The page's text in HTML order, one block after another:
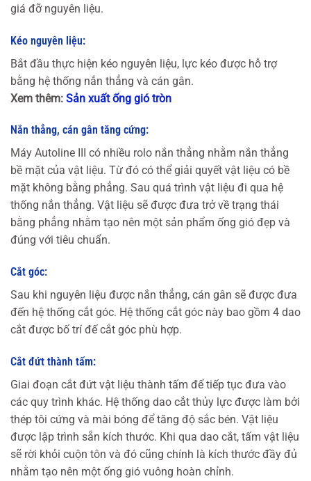
giá đỡ nguyên liệu.
Kéo nguyên liệu:
Bắt đầu thực hiện kéo nguyên liệu, lực kéo được hỗ trợ
bằng hệ thống nắn thẳng và cán gân.
Xem thêm: Sản xuất ống gió tròn
Nắn thẳng, cán gân tăng cứng:
Máy Autoline III có nhiều rolo nắn thẳng nhằm nắn thẳng
bề mặt của vật liệu. Từ đó có thể giải quyết vật liệu có bề
mặt không bằng phẳng. Sau quá trình vật liệu đi qua hệ
thống nắn thẳng. Vật liệu sẽ được đưa trở về trạng thái
bằng phẳng nhằm tạo nên một sản phẩm ống gió đẹp và
đúng với tiêu chuẩn.
Cắt góc:
Sau khi nguyên liệu được nắn thẳng, cán gân sẽ được đưa
đến hệ thống cắt góc. Hệ thống cắt góc này bao gồm 4 dao
cắt được bố trí đế cắt góc phù hợp.
Cắt đứt thành tấm:
Giai đoạn cắt đứt vật liệu thành tấm để tiếp tục đưa vào
các quy trình khác. Hệ thống dao cắt thủy lực được làm bởi
thép tôi cứng và mài bóng để tăng độ sắc bén. Vật liệu
được lập trình sẵn kích thước. Khi qua dao cắt, tấm vật liệu
sẽ rời khỏi cuộn tôn và đó cũng chính là kích thước đầy đủ
nhằm tạo nên một ống gió vuông hoàn chỉnh.